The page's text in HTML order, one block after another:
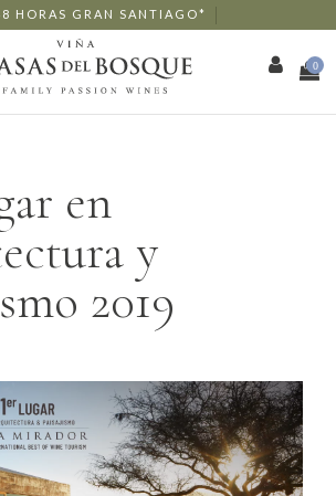
HORAS GRAN SANTIAGO*
0
en
y
2019